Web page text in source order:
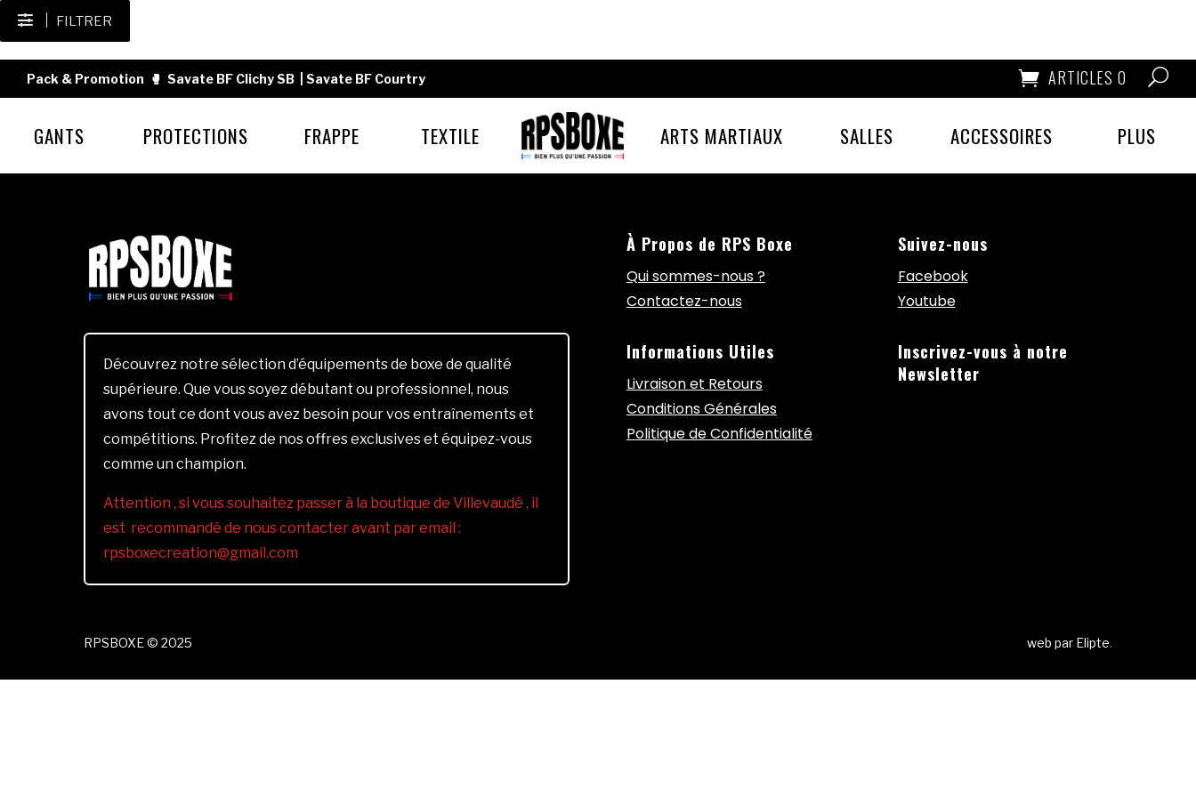
FILTRER
Pack & Promotion 🥊 Savate BF Clichy SB Savate BF Courtry ARTICLES 0
GANTS PROTECTIONS FRAPPE TEXTILE ARTS MARTIAUX SALLES ACCESSOIRES PLUS
Découvrez notre sélection d’équipements de boxe de qualité
supérieure. Que vous soyez débutant ou professionnel, nous
avons tout ce dont vous avez besoin pour vos entraînements et
compétitions. Profitez de nos offres exclusives et équipez-vous
comme un champion.
Attention , si vous souhaitez passer à la boutique de Villevaudé , il
est recommandé de nous contacter avant par email :
rpsboxecreation@gmail.com
À Propos de RPS Boxe
Qui sommes-nous ?
Contactez-nous
Informations Utiles
Livraison et Retours
Conditions Générales
Politique de Confidentialité
Suivez-nous
Facebook
Youtube
Inscrivez-vous à notre
Newsletter
RPSBOXE © 2025 web par Elipte.